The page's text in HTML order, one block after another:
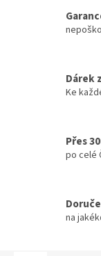
Dárek
Ke
Přes
po celé
na